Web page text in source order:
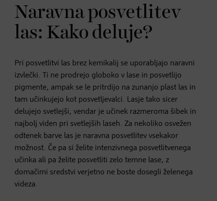
Naravna posvetlitev
las: Kako deluje?
Pri posvetlitvi las brez kemikalij se uporabljajo naravni
izvlečki. Ti ne prodrejo globoko v lase in posvetlijo
pigmente, ampak se le pritrdijo na zunanjo plast las in
tam učinkujejo kot posvetljevalci. Lasje tako sicer
delujejo svetlejši, vendar je učinek razmeroma šibek in
najbolj viden pri svetlejših laseh. Za nekoliko osvežen
odtenek barve las je naravna posvetlitev vsekakor
možnost. Če pa si želite intenzivnega posvetlitvenega
učinka ali pa želite posvetliti zelo temne lase, z
domačimi sredstvi verjetno ne boste dosegli želenega
videza.